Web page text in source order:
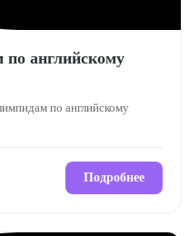
по английскому
по английскому
Подробнее